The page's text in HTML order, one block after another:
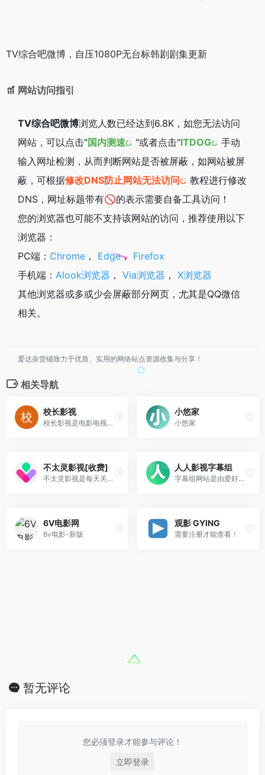
TV综合吧微博，自压1080P无台标韩剧剧集更新
网站访问指引
TV综合吧微博浏览人数已经达到6.8K，如您无法访问
网站，可以点击"国内测速 "或者点击"ITDOG
手动
输入网址检测，从而判断网站是否被屏蔽，如网站被屏
蔽，可根据修改DNS防止网站无法访问
教程进行修改
DNS，网址标题带有🚫的表示需要自备工具访问！
您的浏览器也可能不支持该网站的访问，推荐使用以下
浏览器：
PC端： Chrome ， Edge， Firefox
手机端： Alook浏览器 ， Via浏览器 ， X浏览器
其他浏览器或多或少会屏蔽部分网页，尤其是QQ微信
相关。
爱达杂货铺致力于优质、实用的网络站点资源收集与分享！
相关导航
校长影视
校长影视是电影电视剧爱好者的天堂，为你提供高清电影、韩剧、美剧、日剧、泰剧、香港tvb、百度云电影下载、迅雷电影下载服务，全部高清电影。
小悠家
小悠家
不太灵影视[收费]
不太灵影视是每天关注提供720p高清、1080p高清、蓝光原盘高清、4K高清、最新热门bt种子磁力链迅雷下载网站，是下载了解高清电影的天堂！
人人影视字幕组
字幕组网站是由爱好者成员成立的网站，继续为您翻译最新最快的海外影视剧字幕,美剧,日剧,电影最新字幕下载
6V电影网
6v电影-新版
观影 GYING
需要注册才能查看！
暂无评论
您必须登录才能参与评论！
立即登录